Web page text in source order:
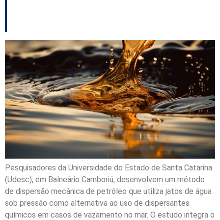
Pesquisadores da Universidade do Estado de Santa Catarina
(Udesc), em Balneário Camboriú, desenvolvem um método
de dispersão mecânica de petróleo que utiliza jatos de água
sob pressão como alternativa ao uso de dispersantes
químicos em casos de vazamento no mar. O estudo integra o